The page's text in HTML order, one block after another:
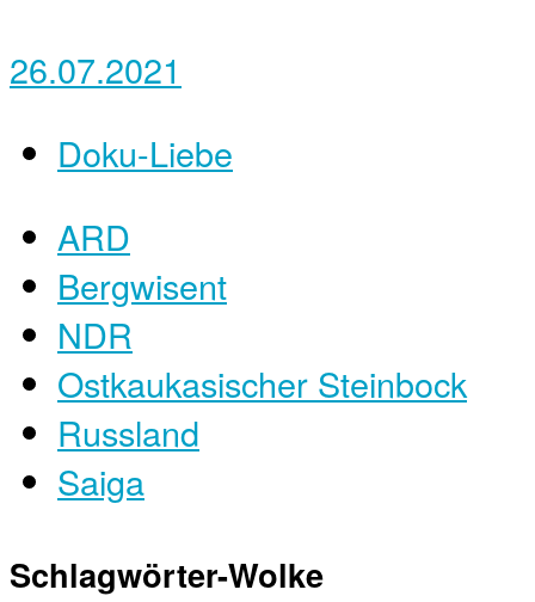
26.07.2021
Doku-Liebe
ARD
Bergwisent
NDR
Ostkaukasischer Steinbock
Russland
Saiga
Schlagwörter-Wolke